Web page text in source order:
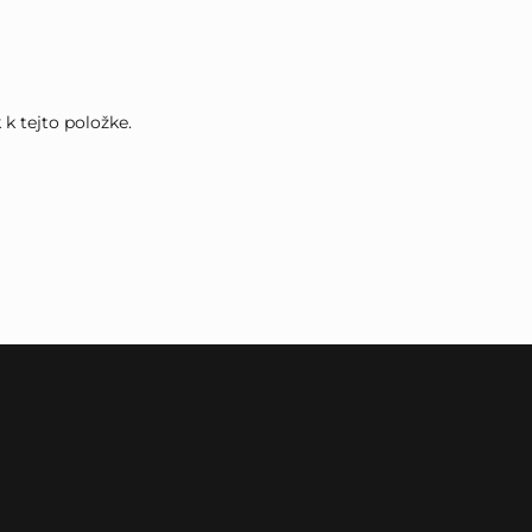
tejto položke.